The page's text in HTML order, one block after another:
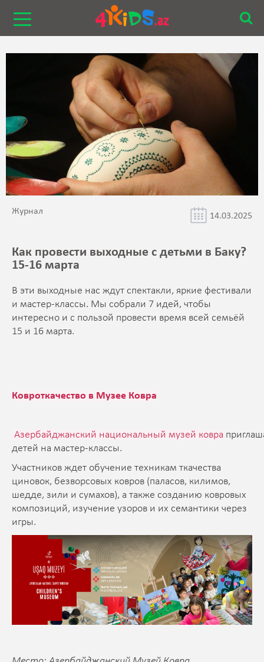
Журнал 14.03.2025
Как провести выходные с детьми в Баку?
15-16 марта
В эти выходные нас ждут спектакли, яркие фестивали
и мастер-классы. Мы собрали 7 идей, чтобы
интересно и с пользой провести время всей семьёй
15 и 16 марта.
Ковроткачество в Музее Ковра
Азербайджанский национальный музей ковра
детей на мастер-классы.
Участников ждет обучение техникам ткачества
циновок, безворсовых ковров (паласов, килимов,
шедде, зили и сумахов), а также созданию ковровых
композиций, изучение узоров и их семантики через
игры.